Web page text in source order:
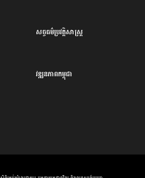
សច្ចធម៌ប្រវត្តិសាស្ត្រ
វឌ្ឍនភាពកម្ពុជា